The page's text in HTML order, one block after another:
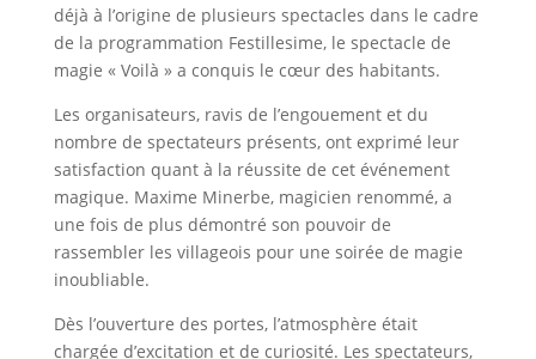
déjà à l’origine de plusieurs spectacles dans le cadre
de la programmation Festillesime, le spectacle de
magie « Voilà » a conquis le cœur des habitants.
Les organisateurs, ravis de l’engouement et du
nombre de spectateurs présents, ont exprimé leur
satisfaction quant à la réussite de cet événement
magique. Maxime Minerbe, magicien renommé, a
une fois de plus démontré son pouvoir de
rassembler les villageois pour une soirée de magie
inoubliable.
Dès l’ouverture des portes, l’atmosphère était
chargée d’excitation et de curiosité. Les spectateurs,